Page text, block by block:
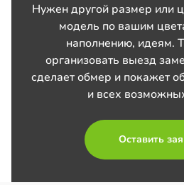
Нужен другой размер или
модель по вашим
наполнению, идеям.
организовать выезд
сделает обмер и покажет
и всех
Оставить